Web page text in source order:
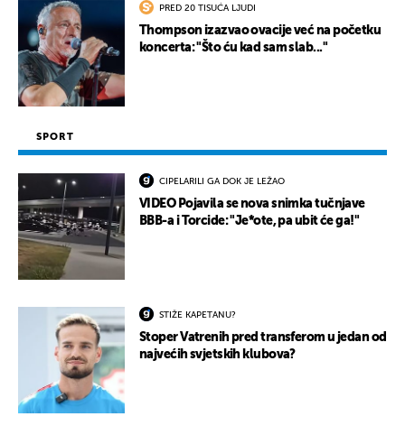
PRED 20 TISUĆA LJUDI
Thompson izazvao ovacije već na početku
koncerta: "Što ću kad sam slab..."
SPORT
CIPELARILI GA DOK JE LEŽAO
VIDEO Pojavila se nova snimka tučnjave
BBB-a i Torcide: "Je*ote, pa ubit će ga!"
STIŽE KAPETANU?
Stoper Vatrenih pred transferom u jedan od
najvećih svjetskih klubova?